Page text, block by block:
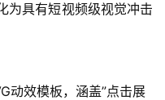
为具有短视频级视觉冲击
动效模板，涵盖”点击展